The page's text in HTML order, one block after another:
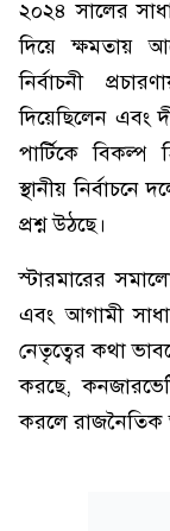
২০২৪ সালের
দিয়ে ক্ষমতায়
নির্বাচনী
দিয়েছিলেন এবং
পার্টিকে বিকল্প
স্থানীয়
প্রশ্ন উঠছে।
স্টারমারের
এবং আগামী
নেতৃত্বের কথা
করছে,
করলে রাজনৈতিক